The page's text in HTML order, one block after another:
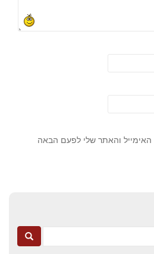
והאתר שלי לפעם הבאה